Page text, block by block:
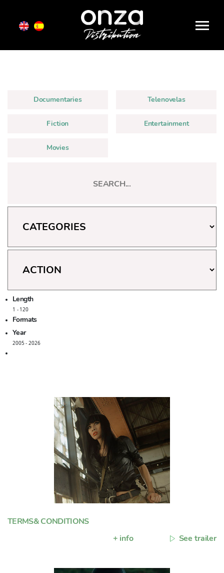
Distribution
Documentaries Telenovelas
Fiction Entertainment
Movies
Length
1 - 120
Formats
Year
2005- 2026
TERMS& CONDITIONS
+ info
See trailer